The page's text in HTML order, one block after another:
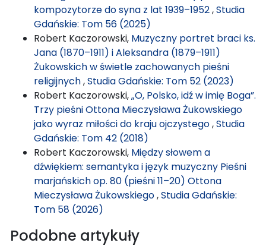
kompozytorze do syna z lat 1939–1952,Studia
Gdańskie: Tom 56 (2025)
Robert Kaczorowski, Muzyczny portret braci ks.
Jana (1870–1911) i Aleksandra (1879–1911)
Żukowskich w świetle zachowanych pieśni
religijnych,Studia Gdańskie: Tom 52 (2023)
Robert Kaczorowski,„O, Polsko, idź w imię Boga”.
Trzy pieśni Ottona Mieczysława Żukowskiego
jako wyraz miłości do kraju ojczystego,Studia
Gdańskie: Tom 42 (2018)
Robert Kaczorowski, Między słowem a
dźwiękiem: semantyka i język muzyczny Pieśni
marjańskich op. 80 (pieśni 11–20) Ottona
Mieczysława Żukowskiego,Studia Gdańskie:
Tom 58 (2026)
Podobne artykuły